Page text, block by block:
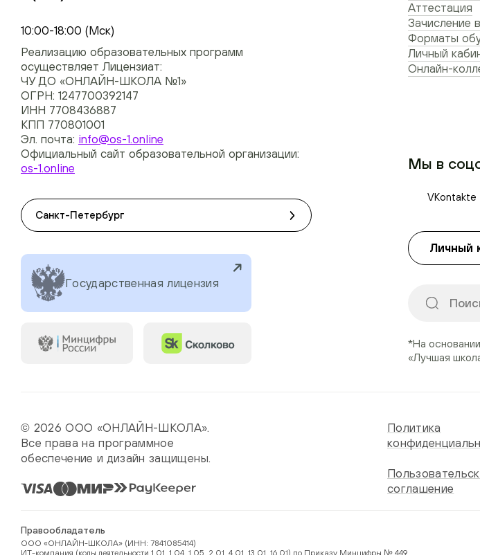
10:00-18:00 (Мск)
Реализацию образовательных программ
осуществляет Лицензиат:
ЧУ ДО «ОНЛАЙН-ШКОЛА №1»
ОГРН: 1247700392147
ИНН 7708436887
КПП 770801001
Эл. почта: info@os-1.online
Официальный сайт образовательной организации:
os-1.online
Санкт-Петербург
Государственная лицензия
Аттестация
Зачисление
Форматы
Личный
Онлайн-
Мы в
VKontakte
Личный
*На
«Лучшая
© 2026 ООО «ОНЛАЙН-ШКОЛА».
Все права на программное
обеспечение и дизайн защищены.
Политика
соглашение
Правообладатель
ООО «ОНЛАЙН-ШКОЛА» (ИНН: 7841085414)
ИТ-компания (коды деятельности 1.01, 1.04, 1.05, 2.01, 4.01, 13.01, 16.01) по Приказу Минцифры № 449